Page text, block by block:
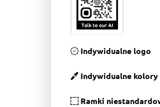
Indywidualne logo
Indywidualne kolory
Ramki